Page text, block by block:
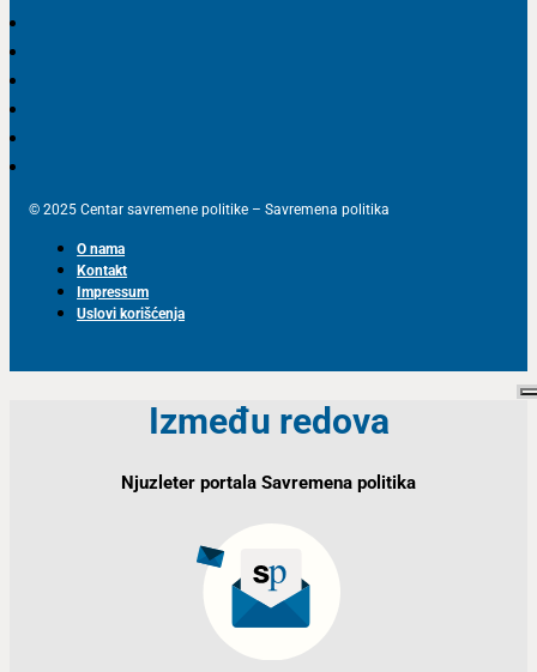
© 2025 Centar savremene politike – Savremena politika
O nama
Kontakt
Impressum
Uslovi korišćenja
Između redova
Njuzleter portala Savremena politika